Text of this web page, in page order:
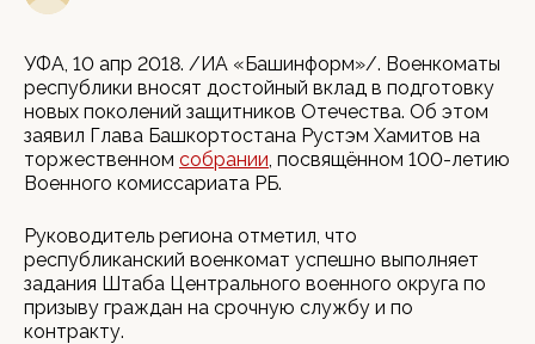
УФА, 10 апр 2018. /ИА «Башинформ»/. Военкоматы
республики вносят достойный вклад в подготовку
новых поколений защитников Отечества. Об этом
заявил Глава Башкортостана Рустэм Хамитов на
торжественном собрании, посвящённом 100-летию
Военного комиссариата РБ.
Руководитель региона отметил, что
республиканский военкомат успешно выполняет
задания Штаба Центрального военного округа по
призыву граждан на срочную службу и по
контракту.